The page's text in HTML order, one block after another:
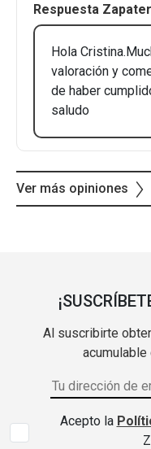
Respuesta
Hola
valoración y
de haber
saludo
Ver más opiniones
Al suscribirte
Acepto la